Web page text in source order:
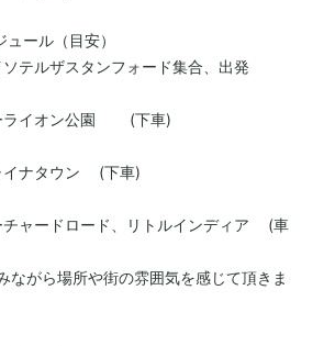
ール（目安）
ルザスタンフォード集合、出発
オン公園　 (下車)
ナタウン (下車)
ードロード、リトルインディア (車
ながら場所や街の雰囲気を感じて頂きま